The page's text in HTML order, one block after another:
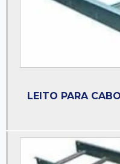
Eletroduto preço
Fornecedor de abraçadeiras
Fornecedor de eletroduto
Fornecedor de eletroduto pvc
LEITO PARA